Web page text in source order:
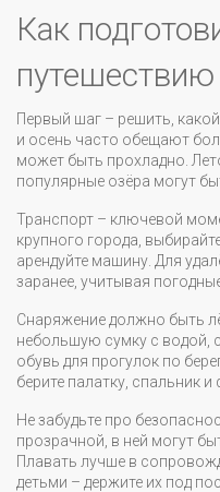
Как
путешествию
Первый шаг – решить,
и осень часто обещают
может быть прохладно.
популярные озёра могут
Транспорт – ключевой
крупного города,
арендуйте машину. Для
заранее, учитывая
Снаряжение должно быть
небольшую сумку с водой,
обувь для прогулок по
берите палатку, спальник и
Не забудьте про
прозрачной, в ней могут
Плавать лучше в
детьми – держите их под